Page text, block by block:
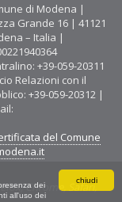
chiudi
dei
all'uso dei
di Modena |
Grande 16 | 41121
– Italia |
+39-059-20311
Relazioni con il
+39-059-20312 |
del Comune
Chrome, Safari,